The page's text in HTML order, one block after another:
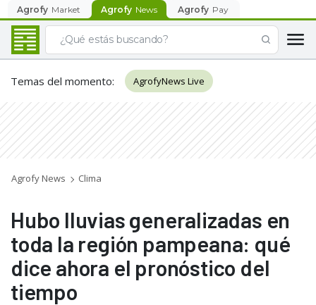
Agrofy Market Agrofy News Agrofy Pay
Temas del momento: AgrofyNews Live
Agrofy News Clima
Hubo lluvias generalizadas en
toda la región pampeana: qué
dice ahora el pronóstico del
tiempo